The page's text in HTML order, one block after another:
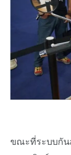
ขณะที่ระบบกัน